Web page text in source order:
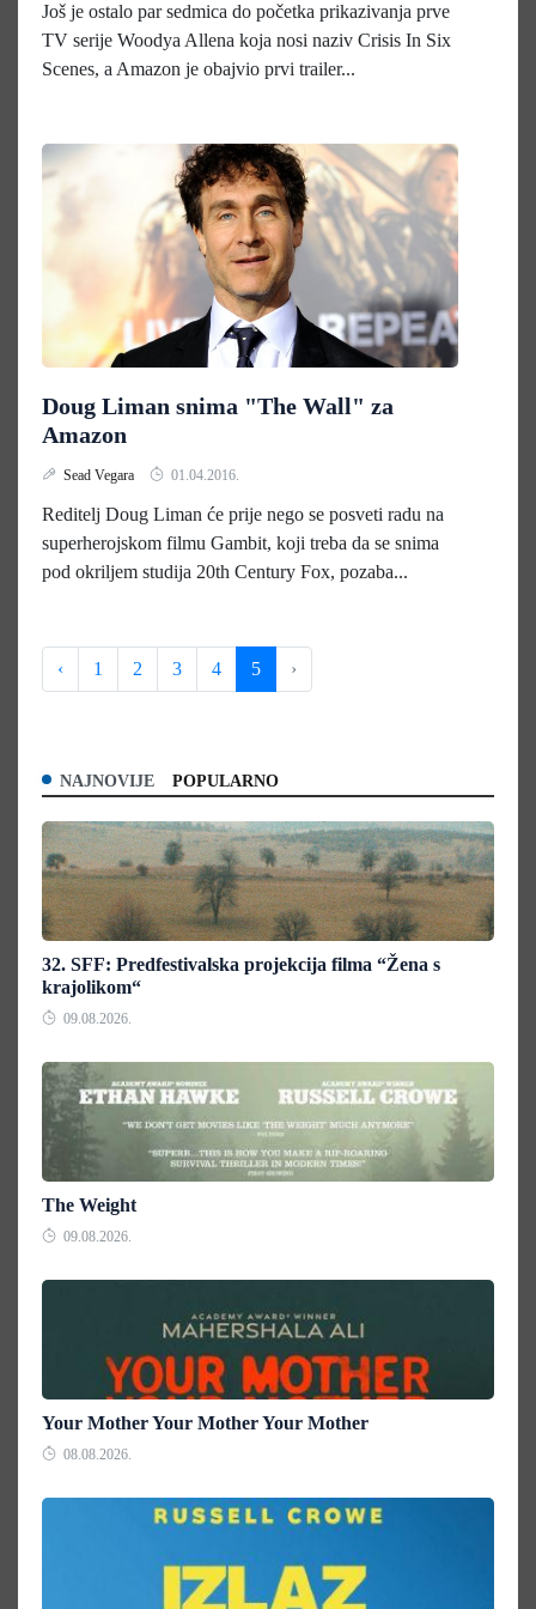
Još je ostalo par sedmica do početka prikazivanja prve
TV serije Woodya Allena koja nosi naziv Crisis In Six
Scenes, a Amazon je obajvio prvi trailer...
Doug Liman snima "The Wall" za
Amazon
Sead Vegara 01.04.2016.
Reditelj Doug Liman će prije nego se posveti radu na
superherojskom filmu Gambit, koji treba da se snima
pod okriljem studija 20th Century Fox, pozaba...
‹ 1 2 3 4 5 ›
NAJNOVIJE POPULARNO
32. SFF: Predfestivalska projekcija filma “Žena s
krajolikom“
09.08.2026.
The Weight
09.08.2026.
Your Mother Your Mother Your Mother
08.08.2026.